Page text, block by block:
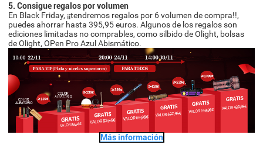
5. Consigue regalos por volumen
En Black Friday, ¡¡tendremos regalos por 6 volumen de compra!!,
puedes ahorrar hasta 395,95 euros. Algunos de los regalos son
ediciones limitadas no comprables, como silbido de Olight, bolsas
de Olight, OPen Pro Azul Abismático.
Más información